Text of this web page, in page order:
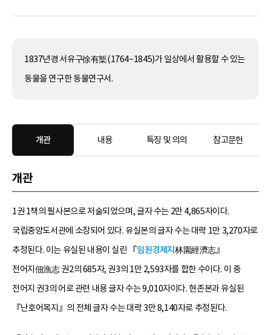
1837년경 서유구徐有榘(1764~1845)가 일상에서 활용할 수 있는
동물을 연구한 동물연구서.
개관 내용 특징 및 의의 참고문헌
개관
1권 1책의 필사본으로 저술되었으며, 글자 수는 2만 4,865자이다.
국립중앙도서관에 소장되어 있다. 유실본의 글자 수는 대략 1만 3,270자로
추정된다. 이는 유실된 내용이 실린 『임원경제지林園經濟志』
전어지佃漁志 권2의 685자, 권3의 1만 2,593자를 합한 수이다. 이 중
전어지 권3의 어로 관련 내용 글자 수는 9,010자이다. 현존본과 유실된
『난호어목지』의 전체 글자 수는 대략 3만 8,140자로 추정된다.